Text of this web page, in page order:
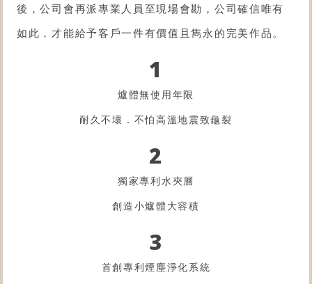
後，公司會再派專業人員至現場會勘，公司確信唯有
如此，才能給予客戶一件有價值且雋永的完美作品。
1
爐體無使用年限
耐久不壞．不怕高溫地震致龜裂
2
獨家專利水夾層
創造小爐體大容積
3
首創專利煙塵淨化系統